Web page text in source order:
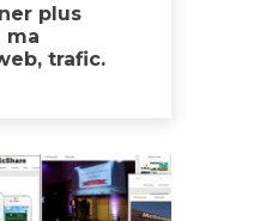
plus
ma
trafic.